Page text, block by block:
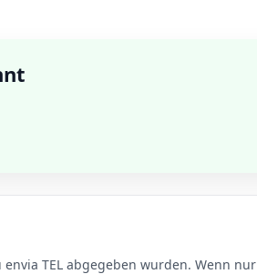
TEL abgegeben wurden. Wenn nur